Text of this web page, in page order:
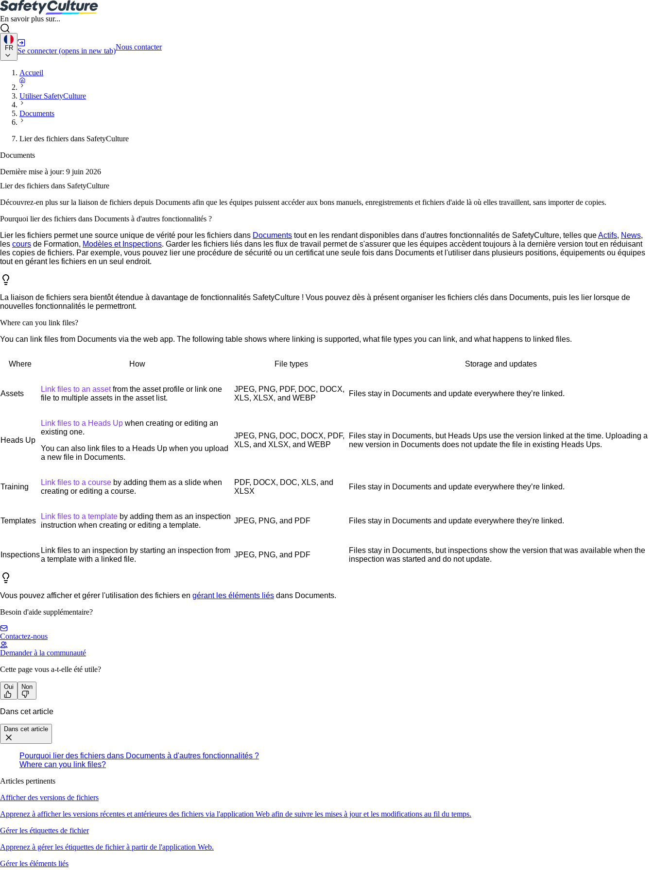
En savoir plus sur...
FR Se connecter (opens in new tab)Nous contacter
Accueil
Utiliser SafetyCulture
Documents
Lier des fichiers dans SafetyCulture
Documents
Dernière mise à jour: 9 juin 2026
Lier des fichiers dans SafetyCulture
Découvrez-en plus sur la liaison de fichiers depuis Documents afin que les équipes puissent accéder aux bons manuels, enregistrements et fichiers d'aide là où elles travaillent, sans importer de copies.
Pourquoi lier des fichiers dans Documents à d'autres fonctionnalités ?
Lier les fichiers permet une source unique de vérité pour les fichiers dans Documents tout en les rendant disponibles dans d'autres fonctionnalités de SafetyCulture, telles queActifs, News,
les cours de Formation, Modèles et Inspections. Garder les fichiers liés dans les flux de travail permet de s'assurer que les équipes accèdent toujours à la dernière version tout en réduisant
les copies de fichiers. Par exemple, vous pouvez lier une procédure de sécurité ou un certificat une seule fois dans Documents et l'utiliser dans plusieurs positions, équipements ou équipes
tout en gérant les fichiers en un seul endroit.
La liaison de fichiers sera bientôt étendue à davantage de fonctionnalités SafetyCulture ! Vous pouvez dès à présent organiser les fichiers clés dans Documents, puis les lier lorsque de
nouvelles fonctionnalités le permettront.
Where can you link files?
You can link files from Documents via the web app. The following table shows where linking is supported, what file types you can link, and what happens to linked files.
Where How File types Storage and updates
Assets
Link files to an asset from the asset profile or link one
file to multiple assets in the asset list.
JPEG, PNG, PDF, DOC, DOCX,
XLS, XLSX, and WEBP
Files stay in Documents and update everywhere they’re linked.
Heads Up
Link files to a Heads Up when creating or editing an
existing one.
You can also link files to a Heads Up when you upload
a new file in Documents.
JPEG, PNG, DOC, DOCX, PDF,
XLS, and XLSX, and WEBP
Files stay in Documents, but Heads Ups use the version linked at the time. Uploading a
new version in Documents does not update the file in existing Heads Ups.
Training
Link files to a course by adding them as a slide when
creating or editing a course.
PDF, DOCX, DOC, XLS, and
XLSX
Files stay in Documents and update everywhere they’re linked.
Templates
Link files to a template by adding them as an inspection
instruction when creating or editing a template.
JPEG, PNG, and PDF Files stay in Documents and update everywhere they're linked.
Inspections
Link files to an inspection by starting an inspection from
a template with a linked file.
JPEG, PNG, and PDF
Files stay in Documents, but inspections show the version that was available when the
inspection was started and do not update.
Vous pouvez afficher et gérer l'utilisation des fichiers en gérant les éléments liés dans Documents.
Besoin d'aide supplémentaire?
Contactez-nous
Demander à la communauté
Cette page vous a-t-elle été utile?
Oui Non
Dans cet article
Dans cet article
Pourquoi lier des fichiers dans Documents à d'autres fonctionnalités ?
Where can you link files?
Articles pertinents
Afficher des versions de fichiers
Apprenez à afficher les versions récentes et antérieures des fichiers via l'application Web afin de suivre les mises à jour et les modifications au fil du temps.
Gérer les étiquettes de fichier
Apprenez à gérer les étiquettes de fichier à partir de l'application Web.
Gérer les éléments liés